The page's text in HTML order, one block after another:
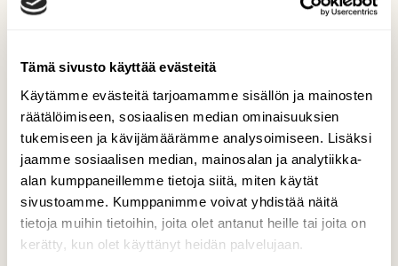
Tämä sivusto käyttää evästeitä
Käytämme evästeitä tarjoamamme sisällön ja mainosten
räätälöimiseen, sosiaalisen median ominaisuuksien
tukemiseen ja kävijämäärämme analysoimiseen. Lisäksi
jaamme sosiaalisen median, mainosalan ja analytiikka-
alan kumppaneillemme tietoja siitä, miten käytät
sivustoamme. Kumppanimme voivat yhdistää näitä
tietoja muihin tietoihin, joita olet antanut heille tai joita on
kerätty, kun olet käyttänyt heidän palvelujaan.
Samuli Haapasalon blogi "Vuosi luonnossa" ilmestyi
vuoden 2021 alusta kerran viikossa tiistaisin. "Vuosi
luonnossa" on luontopäiväkirja kaikkein
ajankohtaisimmista ja kiinnostavimmista asioista
luonnossa. Se pitää lukijan aina ajan tasalla siitä,
mitä luonnossa tapahtuu. Aikaisemmin Samulin
kirjoituksia ja kuvia on saanut tarkastella "100 päivää
luonnossa" ja "Linturetkellä" -juttusarjoista. Pitkän
linjan luontoharrastajana hän on kirjoittanut ja
kuvannut vuosien mittaan monia juttuja myös
Suomen Luonnon printtilehteen. Samuli Haapasalon
kirjoittama ja kuvaama kirja "Tii tii tiainen" ilmestyi